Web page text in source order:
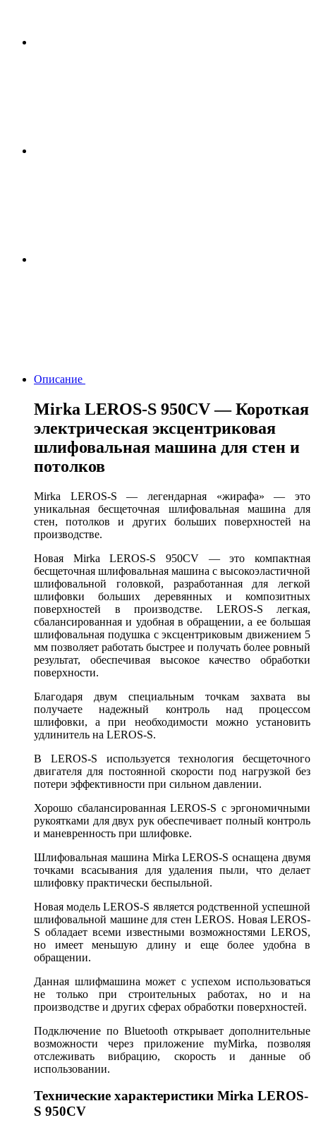
Описание
Mirka LEROS-S 950CV — Короткая
электрическая эксцентриковая
шлифовальная машина для стен и
потолков
Mirka LEROS-S — легендарная «жирафа» — это
уникальная бесщеточная шлифовальная машина для
стен, потолков и других больших поверхностей на
производстве.
Новая Mirka LEROS-S 950CV — это компактная
бесщеточная шлифовальная машина с высокоэластичной
шлифовальной головкой, разработанная для легкой
шлифовки больших деревянных и композитных
поверхностей в производстве. LEROS-S легкая,
сбалансированная и удобная в обращении, а ее большая
шлифовальная подушка с эксцентриковым движением 5
мм позволяет работать быстрее и получать более ровный
результат, обеспечивая высокое качество обработки
поверхности.
Благодаря двум специальным точкам захвата вы
получаете надежный контроль над процессом
шлифовки, а при необходимости можно установить
удлинитель на LEROS-S.
В LEROS-S используется технология бесщеточного
двигателя для постоянной скорости под нагрузкой без
потери эффективности при сильном давлении.
Хорошо сбалансированная LEROS-S с эргономичными
рукоятками для двух рук обеспечивает полный контроль
и маневренность при шлифовке.
Шлифовальная машина Mirka LEROS-S оснащена двумя
точками всасывания для удаления пыли, что делает
шлифовку практически беспыльной.
Новая модель LEROS-S является родственной успешной
шлифовальной машине для стен LEROS. Новая LEROS-
S обладает всеми известными возможностями LEROS,
но имеет меньшую длину и еще более удобна в
обращении.
Данная шлифмашина может с успехом использоваться
не только при строительных работах, но и на
производстве и других сферах обработки поверхностей.
Подключение по Bluetooth открывает дополнительные
возможности через приложение myMirka, позволяя
отслеживать вибрацию, скорость и данные об
использовании.
Технические характеристики Mirka LEROS-
S 950CV